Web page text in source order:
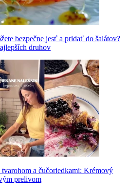
bezpečne jesť a pridať do šalátov?
druhov
tvarohom a čučoriedkami: Krémový
prelivom